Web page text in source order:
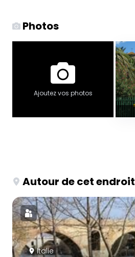
Photos
Ajoutez vos photos
Autour de cet endroit
Italie